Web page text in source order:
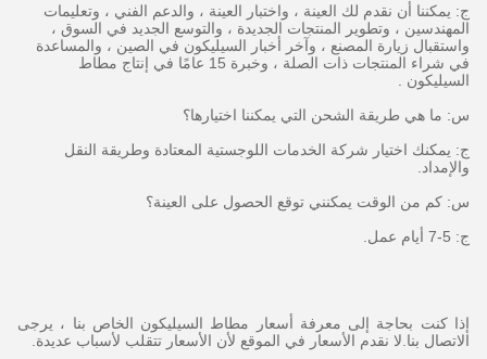
ج: يمكننا أن نقدم لك العينة ، واختبار العينة ، والدعم الفني ، وتعليمات
المهندسين ، وتطوير المنتجات الجديدة ، والتوسع الجديد في السوق ،
واستقبال زيارة المصنع ، وآخر أخبار السيليكون في الصين ، والمساعدة
في شراء المنتجات ذات الصلة ، وخبرة 15 عامًا في إنتاج مطاط
السيليكون .
س: ما هي طريقة الشحن التي يمكننا اختيارها؟
ج: يمكنك اختيار شركة الخدمات اللوجستية المعتادة وطريقة النقل
والإمداد.
س: كم من الوقت يمكنني توقع الحصول على العينة؟
ج: 5-7 أيام عمل.
إذا كنت بحاجة إلى معرفة أسعار مطاط السيليكون الخاص بنا ، يرجى
الاتصال بنا.لا نقدم الأسعار في الموقع لأن الأسعار تتقلب لأسباب عديدة.